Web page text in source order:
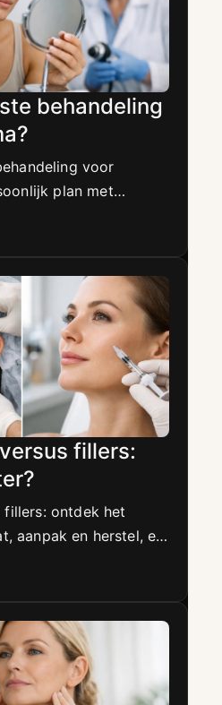
behandeling
voor
plan met
voor een
fillers:
fillers: ontdek het
aanpak en herstel, en